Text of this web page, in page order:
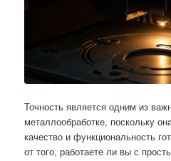
Точность является одним из
металлообработке, поскольку
качество и функциональность
от того, работаете ли вы с